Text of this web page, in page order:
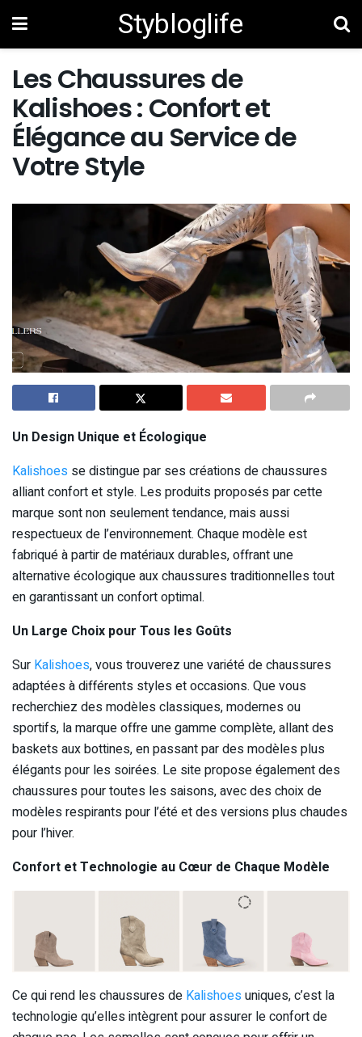
Stybloglife
Les Chaussures de
Kalishoes : Confort et
Élégance au Service de
Votre Style
Un Design Unique et Écologique
Kalishoes se distingue par ses créations de chaussures
alliant confort et style. Les produits proposés par cette
marque sont non seulement tendance, mais aussi
respectueux de l’environnement. Chaque modèle est
fabriqué à partir de matériaux durables, offrant une
alternative écologique aux chaussures traditionnelles tout
en garantissant un confort optimal.
Un Large Choix pour Tous les Goûts
Sur Kalishoes, vous trouverez une variété de chaussures
adaptées à différents styles et occasions. Que vous
recherchiez des modèles classiques, modernes ou
sportifs, la marque offre une gamme complète, allant des
baskets aux bottines, en passant par des modèles plus
élégants pour les soirées. Le site propose également des
chaussures pour toutes les saisons, avec des choix de
modèles respirants pour l’été et des versions plus chaudes
pour l’hiver.
Confort et Technologie au Cœur de Chaque Modèle
Ce qui rend les chaussures de Kalishoes uniques, c’est la
technologie qu’elles intègrent pour assurer le confort de